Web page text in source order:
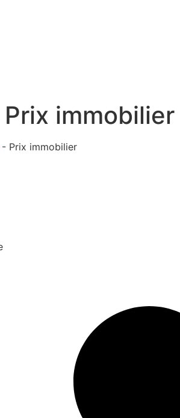
immobilier
- Prix immobilier